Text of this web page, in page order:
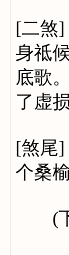
[二煞
身祗
底歌
了虚
[煞尾
个桑
(